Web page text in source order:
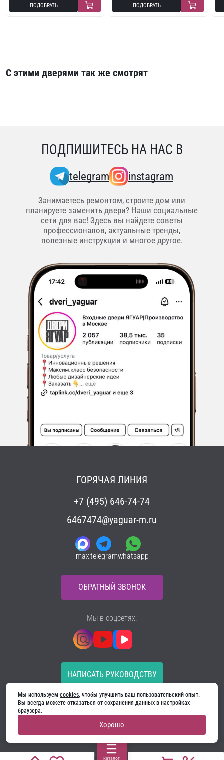
каталог
ПОДОБРАТЬ ПОДОБРАТЬ
С этими дверями так же смотрят
ПОДПИШИТЕСЬ НА НАС В
telegram instagram
Занимаетесь ремонтом, строите дом или
планируете заменить двери? Наши социальные
сети для вас! Здесь вы найдете советы
профессионалов, актуальные тренды,
полезные инструкции и многое другое.
ГОРЯЧАЯ ЛИНИЯ
+7 (495) 646-74-74
6467474@yaguar-m.ru
maxtelegramwhatsapp
ОБРАТНЫЙ ЗВОНОК
НАПИСАТЬ РУКОВОДСТВУ
Все материалы на сайте принадлежат компании
ООО «Ягуар-М» — входные и межкомнатные двери
Политика конфиденциальности
Договор оферты
Cookie
Мы в соцсетях:
Мы используем cookies, чтобы улучшить ваш пользовательский опыт.
Вы всегда можете отказаться от сохранения данных в настройках
браузера.
Хорошо